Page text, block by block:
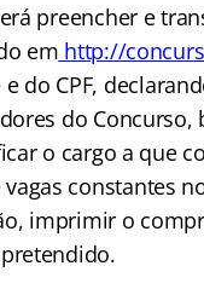
preencher e
em http://
do CPF,
do
o cargo a que
constantes
imprimir o